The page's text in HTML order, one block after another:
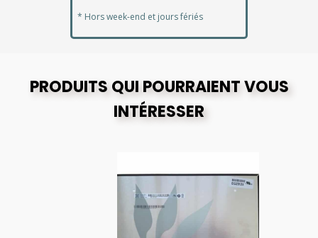
* Hors week-end et jours fériés
PRODUITS QUI POURRAIENT VOUS
INTÉRESSER